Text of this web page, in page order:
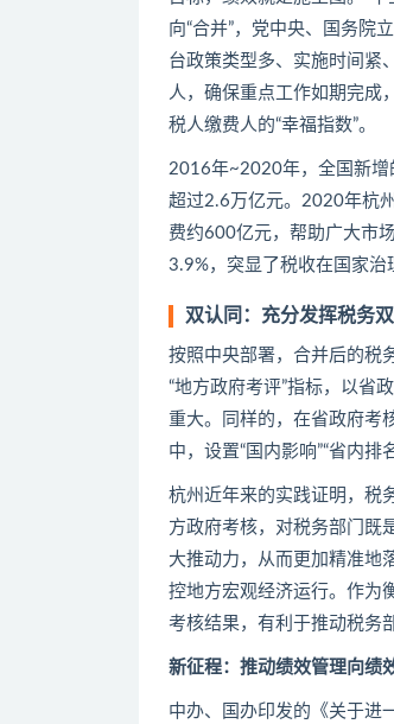
向“合并”，党中央、国务院
台政策类型多、实施时间紧
人，确保重点工作如期完成
税人缴费人的“幸福指数”。
2016年~2020年，全国新增
超过2.6万亿元。2020年杭
费约600亿元，帮助广大市
3.9%，突显了税收在国家治
双认同：充分发挥税务
按照中央部署，合并后的税
“地方政府考评”指标，以省
重大。同样的，在省政府考
中，设置“国内影响”“省内
杭州近年来的实践证明，税
方政府考核，对税务部门既
大推动力，从而更加精准地
控地方宏观经济运行。作为
考核结果，有利于推动税务
新征程：推动绩效管理向绩
中办、国办印发的《关于进